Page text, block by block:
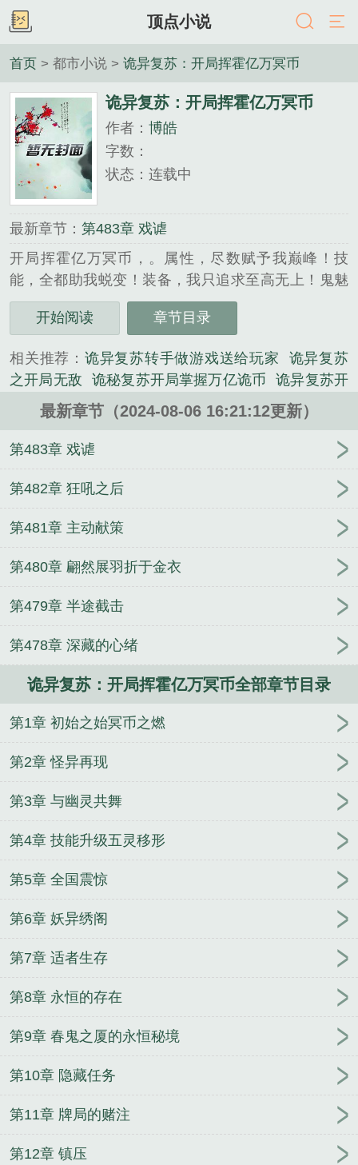
顶点小说
首页 > 都市小说 > 诡异复苏：开局挥霍亿万冥币
诡异复苏：开局挥霍亿万冥币
作者： 博皓
字数：
状态：连载中
最新章节： 第483章 戏谑
开局挥霍亿万冥币，。属性，尽数赋予我巅峰！技
能，全都助我蜕变！装备，我只追求至高无上！鬼魅
福祉世间罕有？抱歉，在下拥有亿万！...
《诡异复苏：开局挥霍亿万冥币》是博皓精心创作的
开始阅读 章节目录
相关推荐： 诡异复苏转手做游戏送给玩家
诡异复苏
之开局无敌
诡秘复苏开局掌握万亿诡币
诡异复苏开
局零元购 诡异复苏开局一座锁妖塔
诡异复苏开局挥
霍亿万冥币
诡异复苏开局激活射手座
诡异复苏开局
亿万冥币漫画完整版
诡异复苏开局挥霍亿万冥币 博
亿诡币漫画
诡异复苏开局掌握0元购免费231
诡异复
源 诡秘复苏开局掌握万亿诡币动漫在线
诡异复苏开
亿诡币免费观看 诡异复苏开局成为诡商人
诡异复苏
开局一枚青铜戒指
药尚
天
佳人难以良人配
许思思的不定时发
疯日常
帝国传与抗击恶魔
天野长
穿越马 她的夜莺 创世天阿战纪 福气满满小厨娘
权女嫡谋 名侦探柯南之樱花下的约定
异域之星球领
最新章节（2024-08-06 16:21:12更新）
第483章 戏谑
第482章 狂吼之后
第481章 主动献策
第480章 翩然展羽折于金衣
第479章 半途截击
第478章 深藏的心绪
诡异复苏：开局挥霍亿万冥币全部章节目录
第1章 初始之始冥币之燃
第2章 怪异再现
第3章 与幽灵共舞
第4章 技能升级五灵移形
第5章 全国震惊
第6章 妖异绣阁
第7章 适者生存
第8章 永恒的存在
第9章 春鬼之厦的永恒秘境
第10章 隐藏任务
第11章 牌局的赌注
第12章 镇压